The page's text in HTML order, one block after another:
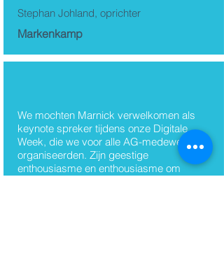
Stephan Johland, oprichter
Markenkamp
We mochten Marnick verwelkomen als
keynote spreker tijdens onze Digitale
Week, die we voor alle AG-medewerkers
organiseerden. Zijn geestige
enthousiasme en enthousiasme om